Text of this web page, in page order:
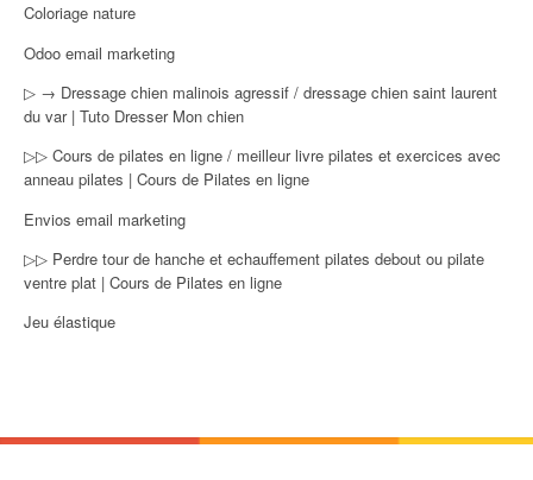
Coloriage nature
Odoo email marketing
▷ → Dressage chien malinois agressif / dressage chien saint laurent
du var | Tuto Dresser Mon chien
▷▷ Cours de pilates en ligne / meilleur livre pilates et exercices avec
anneau pilates | Cours de Pilates en ligne
Envios email marketing
▷▷ Perdre tour de hanche et echauffement pilates debout ou pilate
ventre plat | Cours de Pilates en ligne
Jeu élastique